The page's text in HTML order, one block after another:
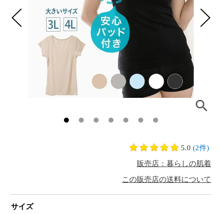
5.0 (2件)
販売店：暮らしの肌着
この販売店の送料について
サイズ